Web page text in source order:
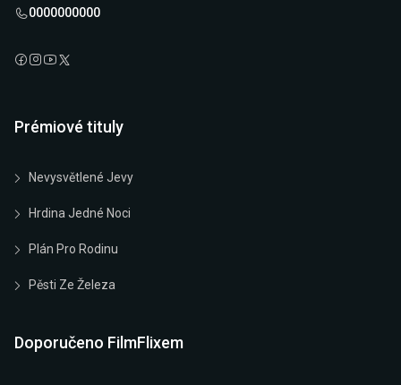
0000000000
Prémiové tituly
Nevysvětlené Jevy
Hrdina Jedné Noci
Plán Pro Rodinu
Pěsti Ze Železa
Doporučeno FilmFlixem